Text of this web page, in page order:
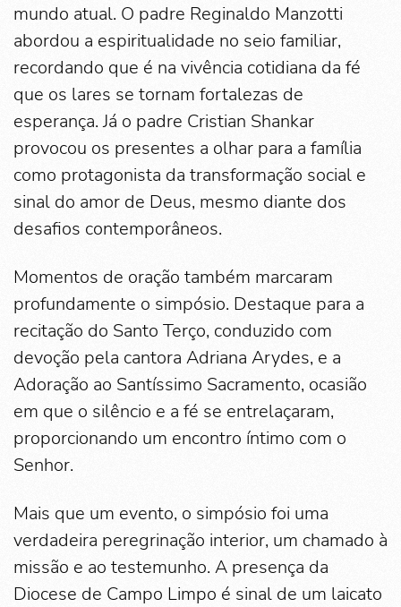
mundo atual. O padre Reginaldo Manzotti
abordou a espiritualidade no seio familiar,
recordando que é na vivência cotidiana da fé
que os lares se tornam fortalezas de
esperança. Já o padre Cristian Shankar
provocou os presentes a olhar para a família
como protagonista da transformação social e
sinal do amor de Deus, mesmo diante dos
desafios contemporâneos.
Momentos de oração também marcaram
profundamente o simpósio. Destaque para a
recitação do Santo Terço, conduzido com
devoção pela cantora Adriana Arydes, e a
Adoração ao Santíssimo Sacramento, ocasião
em que o silêncio e a fé se entrelaçaram,
proporcionando um encontro íntimo com o
Senhor.
Mais que um evento, o simpósio foi uma
verdadeira peregrinação interior, um chamado à
missão e ao testemunho. A presença da
Diocese de Campo Limpo é sinal de um laicato